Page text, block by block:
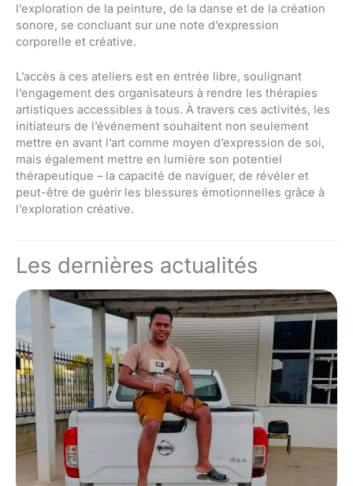
l’exploration de la peinture, de la danse et de la création
sonore, se concluant sur une note d’expression
corporelle et créative.
L’accès à ces ateliers est en entrée libre, soulignant
l’engagement des organisateurs à rendre les thérapies
artistiques accessibles à tous. À travers ces activités, les
initiateurs de l’événement souhaitent non seulement
mettre en avant l’art comme moyen d’expression de soi,
mais également mettre en lumière son potentiel
thérapeutique – la capacité de naviguer, de révéler et
peut-être de guérir les blessures émotionnelles grâce à
l’exploration créative.
Les dernières actualités